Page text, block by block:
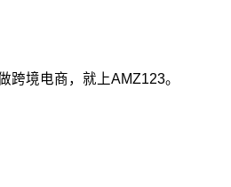
境电商，就上AMZ123。